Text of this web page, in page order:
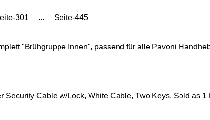
301 ... Seite-445
"Brühgruppe Innen", passend für alle Pavoni
Security Cable w/Lock, White Cable, Two Keys, Sold as 1